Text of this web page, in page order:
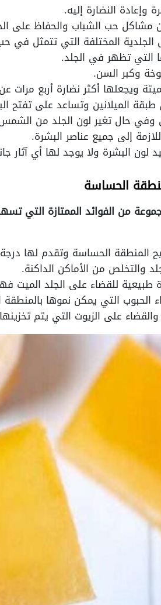
النضارة إليه.
حب الشباب والحفاظ على
المختلفة التي تتمثل في
التي تظهر في الجلد.
وكبر السن.
ويجعلها أكثر نضارة أربع
الميلانين وتساعد على تفتح
وفي حال تغير لون الجلد من
إلى جميع عناصر البشرة.
البشرة ولا يوجد لها أي آثار
الحساسة
من الفوائد الممتازة التي
المنطقة الحساسة وتقدم لها
والتخلص من الأماكن الداكنة.
طبيعية للقضاء على الجلد الميت
الحبوب التي يمكن نموها
على الزيوت التي يتم